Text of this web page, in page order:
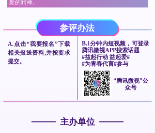
主办单位
新的精神。
A.点击“我要报名”下载
相关报送资料,并按要求
提交。
“腾讯微视”公
众号
B.1分钟内短视频，可登录
腾讯微视APP搜索话题
#益起行动 益起爱#
#为青春代言#参与
参评办法